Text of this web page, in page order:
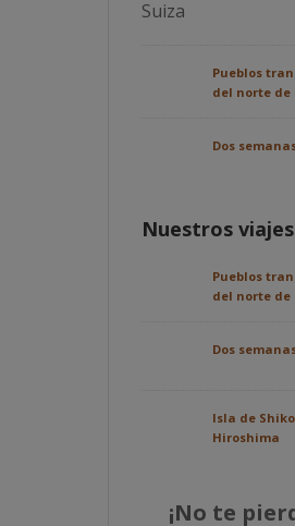
Pueblos
del norte de
Dos
Nuestros viajes
Pueblos
del norte de
Dos
Isla de
Hiroshima
¡No te